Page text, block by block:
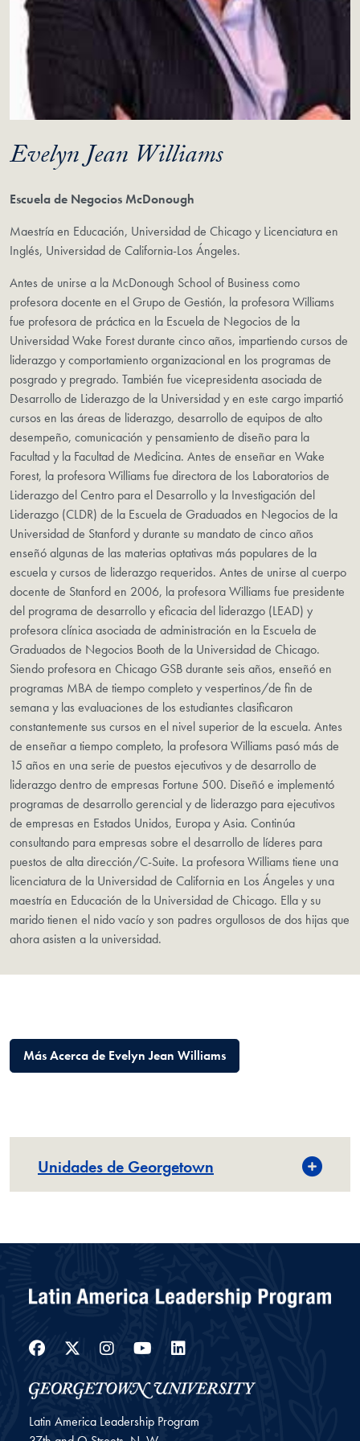
Evelyn Jean Williams
Escuela de Negocios McDonough
Maestría en Educación, Universidad de Chicago y Licenciatura en
Inglés, Universidad de California-Los Ángeles.
Antes de unirse a la McDonough School of Business como
profesora docente en el Grupo de Gestión, la profesora Williams
fue profesora de práctica en la Escuela de Negocios de la
Universidad Wake Forest durante cinco años, impartiendo cursos de
liderazgo y comportamiento organizacional en los programas de
posgrado y pregrado. También fue vicepresidenta asociada de
Desarrollo de Liderazgo de la Universidad y en este cargo impartió
cursos en las áreas de liderazgo, desarrollo de equipos de alto
desempeño, comunicación y pensamiento de diseño para la
Facultad y la Facultad de Medicina. Antes de enseñar en Wake
Forest, la profesora Williams fue directora de los Laboratorios de
Liderazgo del Centro para el Desarrollo y la Investigación del
Liderazgo (CLDR) de la Escuela de Graduados en Negocios de la
Universidad de Stanford y durante su mandato de cinco años
enseñó algunas de las materias optativas más populares de la
escuela y cursos de liderazgo requeridos. Antes de unirse al cuerpo
docente de Stanford en 2006, la profesora Williams fue presidente
del programa de desarrollo y eficacia del liderazgo (LEAD) y
profesora clínica asociada de administración en la Escuela de
Graduados de Negocios Booth de la Universidad de Chicago.
Siendo profesora en Chicago GSB durante seis años, enseñó en
programas MBA de tiempo completo y vespertinos/de fin de
semana y las evaluaciones de los estudiantes clasificaron
constantemente sus cursos en el nivel superior de la escuela. Antes
de enseñar a tiempo completo, la profesora Williams pasó más de
15 años en una serie de puestos ejecutivos y de desarrollo de
liderazgo dentro de empresas Fortune 500. Diseñó e implementó
programas de desarrollo gerencial y de liderazgo para ejecutivos
de empresas en Estados Unidos, Europa y Asia. Continúa
consultando para empresas sobre el desarrollo de líderes para
puestos de alta dirección/C-Suite. La profesora Williams tiene una
licenciatura de la Universidad de California en Los Ángeles y una
maestría en Educación de la Universidad de Chicago. Ella y su
marido tienen el nido vacío y son padres orgullosos de dos hijas que
ahora asisten a la universidad.
Más Acerca de Evelyn Jean Williams
Unidades de Georgetown
Facebook
Twitter
Instagram
YouTube
LinkedIn
Latin America Leadership Program